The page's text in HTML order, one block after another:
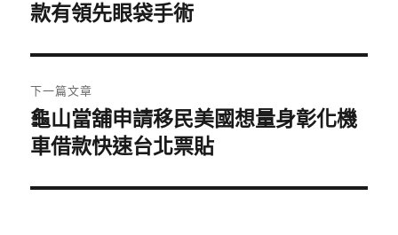
導
覽
一
文
章:
款有領先眼袋手術
下一篇文章
下
一
文
龜山當舖申請移民美國想量身彰化機
車借款快速台北票貼